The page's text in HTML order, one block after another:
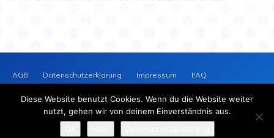
AGB Datenschutzerklärung Impressum
FAQ
PRESSEVERTEILERNEWS
Diese Website benutzt Cookies. Wenn du die Website weiter
nutzt, gehen wir von deinem Einverständnis aus.